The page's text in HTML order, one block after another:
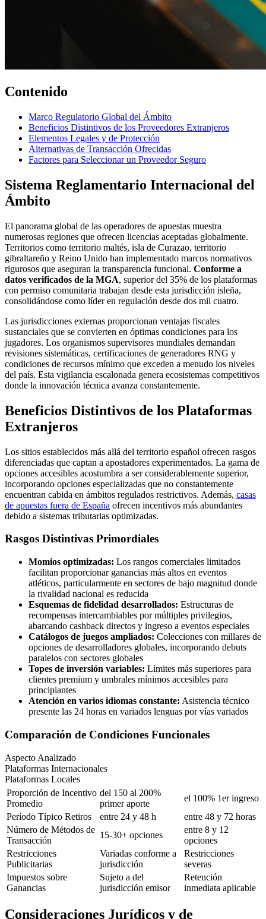
Contenido
Marco Regulatorio Global del Ámbito
Beneficios Distintivos de los Proveedores Extranjeros
Elementos Legales y de Protección
Alternativas de Transacción Ofrecidas
Factores para Seleccionar un Proveedor Seguro
Sistema Reglamentario Internacional del
Ámbito
El panorama global de las operadores de apuestas muestra
numerosas regiones que ofrecen licencias aceptadas globalmente.
Territorios como territorio maltés, isla de Curazao, territorio
gibraltareño y Reino Unido han implementado marcos normativos
rigurosos que aseguran la transparencia funcional. Conforme a
datos verificados de la MGA, superior del 35% de los plataformas
con permiso comunitaria trabajan desde esta jurisdicción isleña,
consolidándose como líder en regulación desde dos mil cuatro.
Las jurisdicciones externas proporcionan ventajas fiscales
sustanciales que se convierten en óptimas condiciones para los
jugadores. Los organismos supervisores mundiales demandan
revisiones sistemáticas, certificaciones de generadores RNG y
condiciones de recursos mínimo que exceden a menudo los niveles
del país. Esta vigilancia escalonada genera ecosistemas competitivos
donde la innovación técnica avanza constantemente.
Beneficios Distintivos de los Plataformas
Extranjeros
Los sitios establecidos más allá del territorio español ofrecen rasgos
diferenciadas que captan a apostadores experimentados. La gama de
opciones accesibles acostumbra a ser considerablemente superior,
incorporando opciones especializadas que no constantemente
encuentran cabida en ámbitos regulados restrictivos. Además, casas
de apuestas fuera de España ofrecen incentivos más abundantes
debido a sistemas tributarias optimizadas.
Rasgos Distintivas Primordiales
Momios optimizadas: Los rangos comerciales limitados
facilitan proporcionar ganancias más altos en eventos
atléticos, particularmente en sectores de bajo magnitud donde
la rivalidad nacional es reducida
Esquemas de fidelidad desarrollados: Estructuras de
recompensas intercambiables por múltiples privilegios,
abarcando cashback directos y ingreso a eventos especiales
Catálogos de juegos ampliados: Colecciones con millares de
opciones de desarrolladores globales, incorporando debuts
paralelos con sectores globales
Topes de inversión variables: Límites más superiores para
clientes premium y umbrales mínimos accesibles para
principiantes
Atención en varios idiomas constante: Asistencia técnico
presente las 24 horas en variados lenguas por vías variados
Comparación de Condiciones Funcionales
Aspecto Analizado
Plataformas Internacionales
Plataformas Locales
Proporción de Incentivo
Promedio
del 150 al 200%
primer aporte
el 100% 1er ingreso
Período Típico Retiros
entre 24 y 48 h
entre 48 y 72 horas
Número de Métodos de
Transacción
15-30+ opciones
entre 8 y 12
opciones
Restricciones
Publicitarias
Variadas conforme a
jurisdicción
Restricciones
severas
Impuestos sobre
Ganancias
Sujeto a del
jurisdicción emisor
Retención
inmediata aplicable
Consideraciones Jurídicos y de